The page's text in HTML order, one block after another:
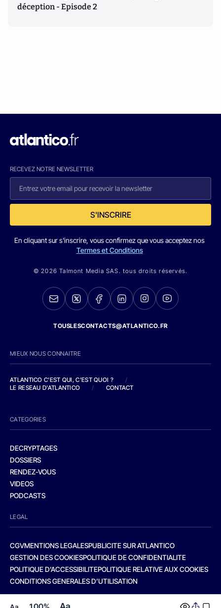
déception - Episode 2
RECEVEZ NOTRE NEWSLETTER
S'INSCRIRE
En cliquant sur s'inscrire, vous confirmez que vous acceptez nos
Termes et Conditions
© 2026 Talmont Media SAS. tous droits réservés.
TOUSLESCONTACTS@ATLANTICO.FR
MIEUX NOUS CONNAITRE
ATLANTICO C'EST QUI, C'EST QUOI ?
/
LE RESEAU D'ATLANTICO
/ CONTACT
CATEGORIES
DECRYPTAGES
DOSSIERS
RENDEZ-VOUS
VIDEOS
PODCASTS
LEGAL
CGVMENTIONS LEGALESPUBLICITE SUR ATLANTICO
GESTION DES COOKIESPOLITIQUE DE CONFIDENTIALITE
POLITIQUE D’ACCESSIBILITEPOLITIQUE RELATIVE AUX COOKIES
CONDITIONS GENERALES D’UTILISATION